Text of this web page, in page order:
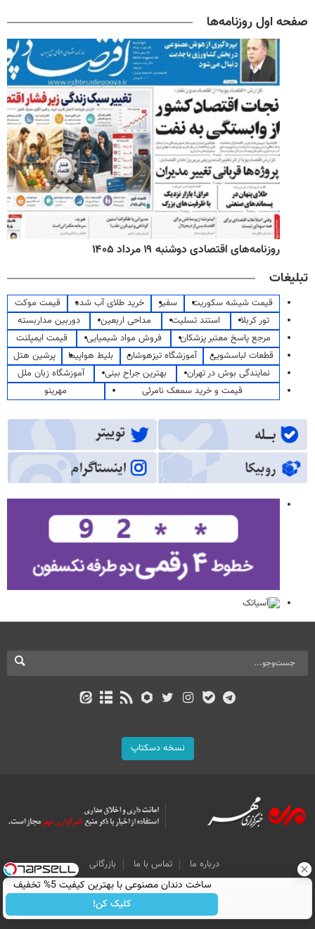
صفحه اول روزنامه‌ها
روزنامه‌های اقتصادی دوشنبه ۱۹ مرداد ۱۴۰۵
تبلیغات
قیمت شیشه سکوریت سفیر خرید طلای آب شده
قیمت موکت
تور کربلا
استند تسلیت مداحی اربعین
دوربین مداربسته
مرجع پاسخ معتبر پزشکان
فروش مواد شیمیایی
قیمت ایمپلنت
قطعات لباسشویی
آموزشگاه تیزهوشان بلیط هواپیما
پرشین هتل
نمایندگی بوش در تهران
بهترین جراح بینی
آموزشگاه زبان ملل
قیمت و خرید سمعک نامرئی
مهرینو
نسخه دسکتاپ
درباره ما تماس با ما
بازرگانی
All Content by Mehr News Agency is licensed under a Creative Commons
Attribution 4.0 International License.
ساخت دندان مصنوعی با بهترین کیفیت 5% تخفیف
کلیک کن!